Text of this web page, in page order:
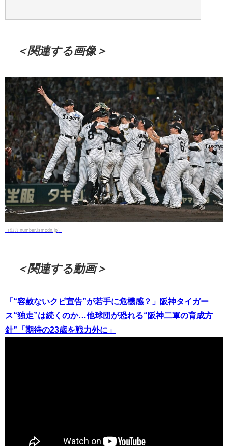
＜関連する画像＞
（出典 number.ismcdn.jp）
＜関連する動画＞
「“容赦ないクビ宣告”が若手に危機感？」阪神タイガー
ス“独走”は続くのか…他球団が恐れる“阪神二軍の育成方
針”「期待の23歳を戦力外に」